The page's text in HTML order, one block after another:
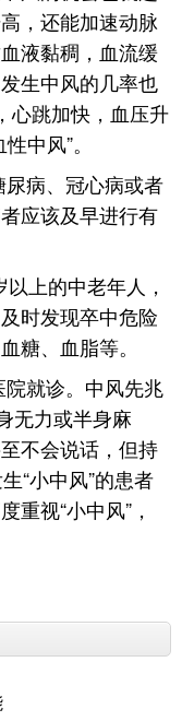
，还能加速动脉
液黏稠，血流缓
生中风的几率也
心跳加快，血压升
中风”。
病、冠心病或者
应该及早进行有
上的中老年人，
时发现卒中危险
糖、血脂等。
就诊。中风先兆
无力或半身麻
不会说话，但持
“小中风”的患者
重视“小中风”，